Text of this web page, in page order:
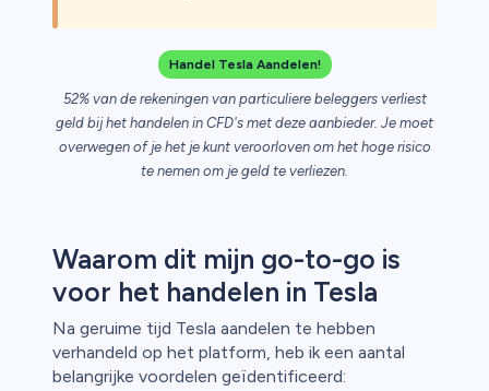
Handel Tesla Aandelen!
52% van de rekeningen van particuliere beleggers verliest
geld bij het handelen in CFD's met deze aanbieder. Je moet
overwegen of je het je kunt veroorloven om het hoge risico
te nemen om je geld te verliezen.
Waarom dit mijn go-to-go is
voor het handelen in Tesla
Na geruime tijd Tesla aandelen te hebben
verhandeld op het platform, heb ik een aantal
belangrijke voordelen geïdentificeerd: